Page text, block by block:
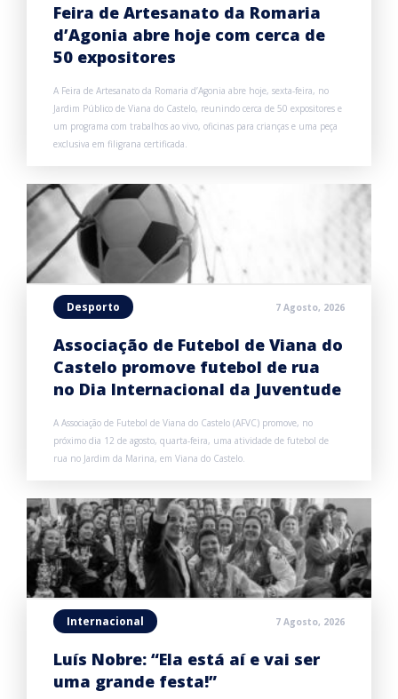
Feira de Artesanato da Romaria
d’Agonia abre hoje com cerca de
50 expositores
A Feira de Artesanato da Romaria d’Agonia abre hoje, sexta-feira, no
Jardim Público de Viana do Castelo, reunindo cerca de 50 expositores e
um programa com trabalhos ao vivo, oficinas para crianças e uma peça
exclusiva em filigrana certificada.
Desporto 7 Agosto, 2026
Associação de Futebol de Viana do
Castelo promove futebol de rua
no Dia Internacional da Juventude
A Associação de Futebol de Viana do Castelo (AFVC) promove, no
próximo dia 12 de agosto, quarta-feira, uma atividade de futebol de
rua no Jardim da Marina, em Viana do Castelo.
Internacional 7 Agosto, 2026
Luís Nobre: “Ela está aí e vai ser
uma grande festa!”